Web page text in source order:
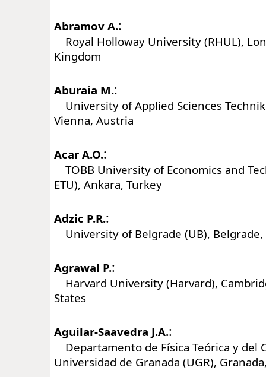
Abramov A.:
Royal Holloway University (RHUL),
Kingdom
Aburaia M.:
University of Applied Sciences
Vienna, Austria
Acar A.O.:
TOBB University of Economics and
ETU), Ankara, Turkey
Adzic P.R.:
University of Belgrade (UB), Belgrade,
Agrawal P.:
Harvard University (Harvard),
States
Aguilar-Saavedra J.A.:
Departamento de Física Teórica y del
Universidad de Granada (UGR),